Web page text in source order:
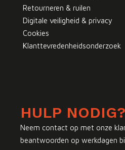
Retourneren & ruilen
Digitale veiligheid & privacy
Cookies
Klanttevredenheidsonderzoek
HULP NODIG?
Neem contact op met onze
beantwoorden op werkdagen